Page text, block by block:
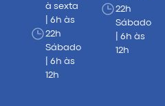
à sexta
| 6h às
22h
Sábado
| 6h às
12h
22h
Sábado
| 6h às
12h